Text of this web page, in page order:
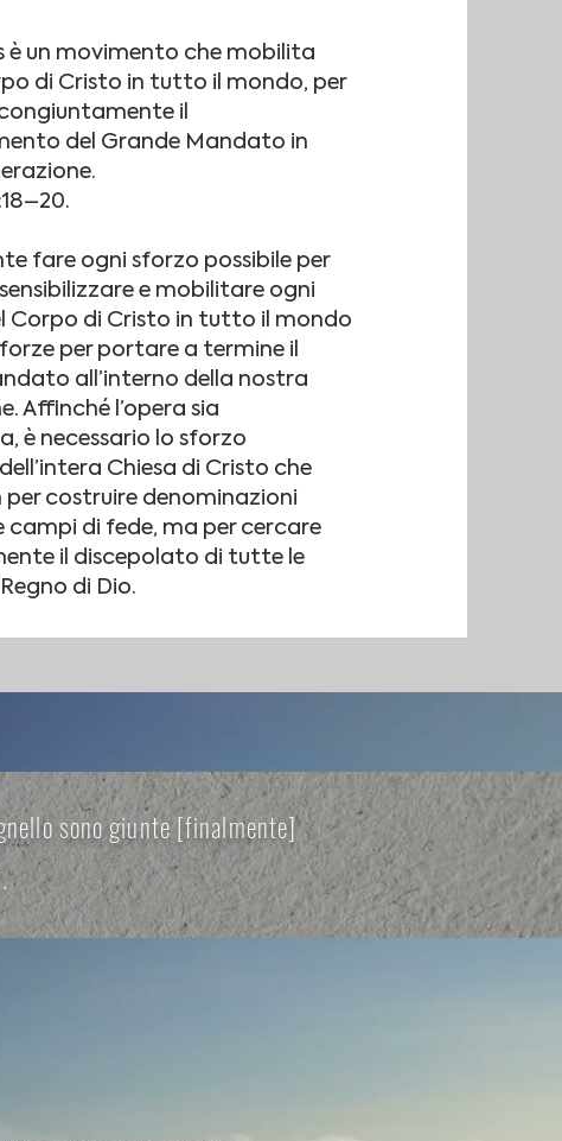
è un movimento che mobilita
di Cristo in tutto il mondo, per
il
del Grande Mandato in
fare ogni sforzo possibile per
e mobilitare ogni
Corpo di Cristo in tutto il mondo
forze per portare a termine il
all’interno della nostra
Affinché l’opera sia
è necessario lo sforzo
Chiesa di Cristo che
per costruire denominazioni
campi di fede, ma per cercare
il discepolato di tutte le
di Dio.
sono giunte [finalmente]